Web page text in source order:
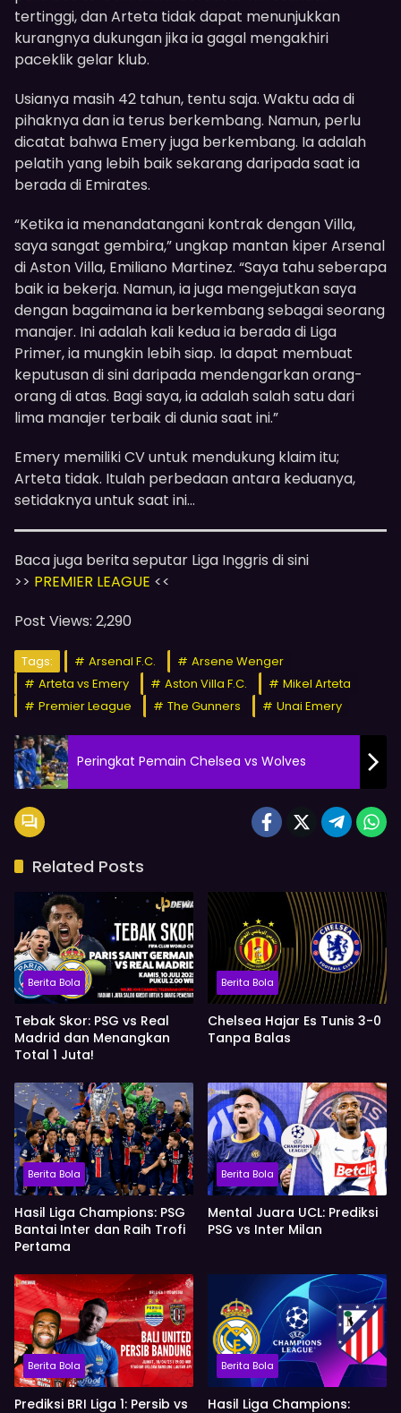
tertinggi, dan Arteta tidak dapat menunjukkan
kurangnya dukungan jika ia gagal mengakhiri
paceklik gelar klub.
Usianya masih 42 tahun, tentu saja. Waktu ada di
pihaknya dan ia terus berkembang. Namun, perlu
dicatat bahwa Emery juga berkembang. Ia adalah
pelatih yang lebih baik sekarang daripada saat ia
berada di Emirates.
“Ketika ia menandatangani kontrak dengan Villa,
saya sangat gembira,” ungkap mantan kiper Arsenal
di Aston Villa, Emiliano Martinez. “Saya tahu seberapa
baik ia bekerja. Namun, ia juga mengejutkan saya
dengan bagaimana ia berkembang sebagai seorang
manajer. Ini adalah kali kedua ia berada di Liga
Primer, ia mungkin lebih siap. Ia dapat membuat
keputusan di sini daripada mendengarkan orang-
orang di atas. Bagi saya, ia adalah salah satu dari
lima manajer terbaik di dunia saat ini.”
Emery memiliki CV untuk mendukung klaim itu;
Arteta tidak. Itulah perbedaan antara keduanya,
setidaknya untuk saat ini…
Baca juga berita seputar Liga Inggris di sini
>> PREMIER LEAGUE <<
Post Views: 2,290
Tags: Arsenal F.C.
Arsene Wenger
Arteta vs Emery
Aston Villa F.C.
Mikel Arteta
Premier League
The Gunners Unai Emery
Peringkat Pemain Chelsea vs Wolves
Related Posts
Berita Bola
Tebak Skor: PSG vs Real
Madrid dan Menangkan
Total 1 Juta!
Berita Bola
Chelsea Hajar Es Tunis 3-0
Tanpa Balas
Berita Bola
Hasil Liga Champions: PSG
Bantai Inter dan Raih Trofi
Pertama
Berita Bola
Mental Juara UCL: Prediksi
PSG vs Inter Milan
Berita Bola
Prediksi BRI Liga 1: Persib vs
Berita Bola
Hasil Liga Champions: